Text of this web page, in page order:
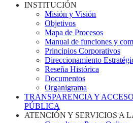
INSTITUCIÓN
Misión y Visión
Objetivos
Mapa de Procesos
Manual de funciones y
Principios Corporativos
Direccionamiento
Reseña Histórica
Documentos
Organigrama
TRANSPARENCIA Y
PÚBLICA
ATENCIÓN Y SERVICIOS A